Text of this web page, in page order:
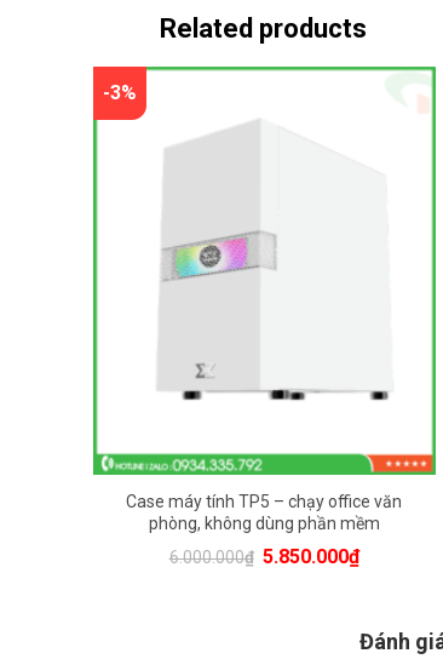
– Ổ cứng SSD 120GB
– Bộ vi xử lí CPU G1810
– Nguồn máy tính Coolerplus 550
Related products
-3%
Case máy tính TP5 – chạy office văn
phòng, không dùng phần mềm
6.000.000₫ Original
5.850.000₫Current
Đánh